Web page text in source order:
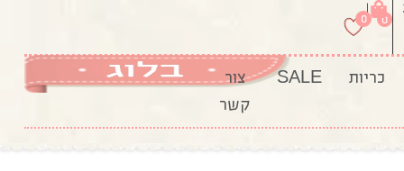
0
|
0
כריות SALE
צור
קשר